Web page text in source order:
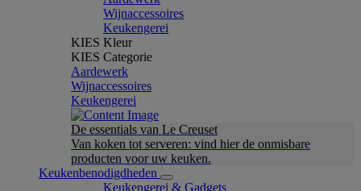
Wijnaccessoires
Keukengerei
KIES Kleur
KIES Categorie
Aardewerk
Wijnaccessoires
Keukengerei
De essentials van Le Creuset
Van koken tot serveren: vind hier de onmisbare
producten voor uw keuken.
Keukenbenodigdheden
Keukengerei & Gadgets